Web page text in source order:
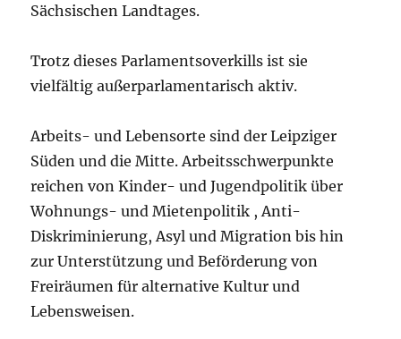
Sächsischen Landtages.
Trotz dieses Parlamentsoverkills ist sie
vielfältig außerparlamentarisch aktiv.
Arbeits- und Lebensorte sind der Leipziger
Süden und die Mitte. Arbeitsschwerpunkte
reichen von Kinder- und Jugendpolitik über
Wohnungs- und Mietenpolitik , Anti-
Diskriminierung, Asyl und Migration bis hin
zur Unterstützung und Beförderung von
Freiräumen für alternative Kultur und
Lebensweisen.